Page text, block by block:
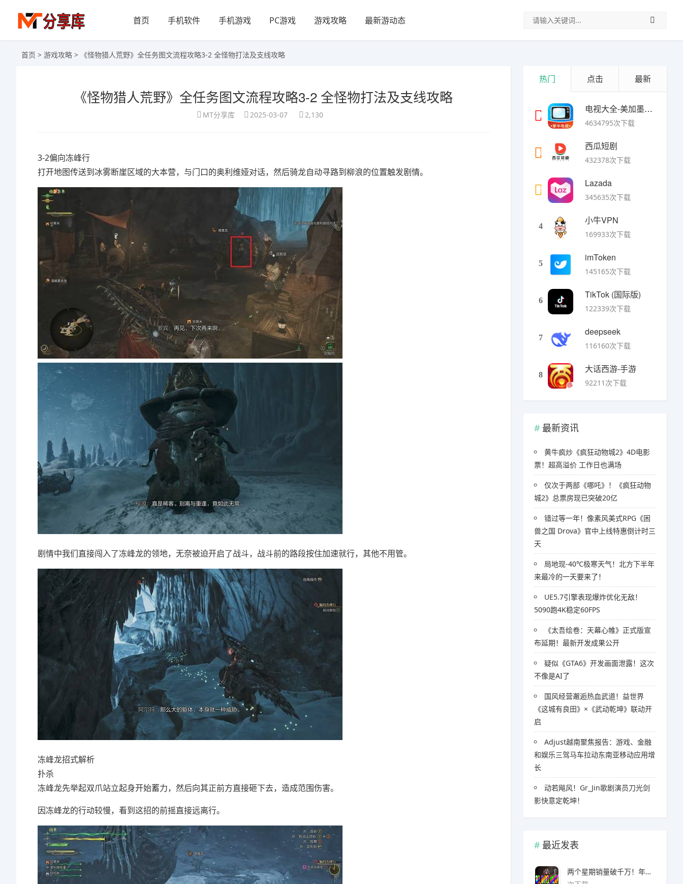
首页 手机软件 手机游戏 PC游戏 游戏攻略 最新游动态
首页 > 游戏攻略 > 《怪物猎人荒野》全任务图文流程攻略3-2 全怪物打法及支线攻略
《怪物猎人荒野》全任务图文流程攻略3-2 全怪物打法及支线攻略
MT分享库 2025-03-07 2,130
3-2偏向冻峰行
打开地图传送到冰雾断崖区域的大本营，与门口的奥利维娅对话，然后骑龙自动寻路到柳浪的位置触发剧情。
剧情中我们直接闯入了冻峰龙的领地，无奈被迫开启了战斗，战斗前的路段按住加速就行，其他不用管。
冻峰龙招式解析
扑杀
冻峰龙先举起双爪站立起身开始蓄力，然后向其正前方直接砸下去，造成范围伤害。
因冻峰龙的行动较慢，看到这招的前摇直接远离行。
热门 点击 最新
1
电视大全-美加墨世界杯
4634795次下载
2
西瓜短剧
432378次下载
3
Lazada
345635次下载
4
小牛VPN
169933次下载
5
imToken
145165次下载
6
TikTok (国际版)
122339次下载
7
deepseek
116160次下载
8
大话西游-手游
92211次下载
最新资讯
黄牛疯炒《疯狂动物城2》4D电影
票！超高溢价 工作日也满场
仅次于两部《哪吒》！《疯狂动物
城2》总票房现已突破20亿
错过等一年！像素风美式RPG《困
兽之国 Drova》官中上线特惠倒计时三
天
局地现-40℃极寒天气！北方下半年
来最冷的一天要来了！
UE5.7引擎表现爆炸优化无敌！
5090跑4K稳定60FPS
《太吾绘卷：天幕心帷》正式版宣
布延期！最新开发成果公开
疑似《GTA6》开发画面泄露！这次
不像是AI了
国风经营邂逅热血武道！益世界
《这城有良田》×《武动乾坤》联动开
启
Adjust越南聚焦报告：游戏、金融
和娱乐三驾马车拉动东南亚移动应用增
长
​​动若飚风！Gr_Jin歌剧演员刀光剑
影快意定乾坤！
最近发表
两个星期销量破千万！年度爆款诞生了 3A看了都眼红